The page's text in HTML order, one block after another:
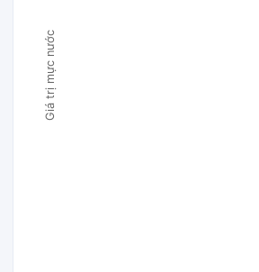
Giá trị mực nước